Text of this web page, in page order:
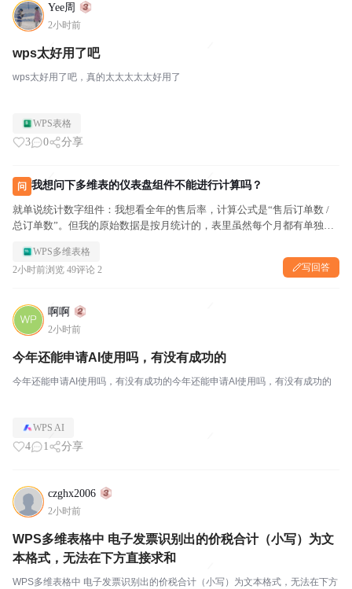
Yee周
2小时前
wps太好用了吧
wps太好用了吧，真的太太太太太好用了
WPS表格
3 0 分享
问 我想问下多维表的仪表盘组件不能进行计算吗？
就单说统计数字组件：我想看全年的售后率，计算公式是“售后订单数 /
总订单数”。但我的原始数据是按月统计的，表里虽然每个月都有单独的
没办法直接算出全年的售后率。 我也想过单独建一张全年售后率的...
WPS多维表格
2小时前浏览 49评论 2 写回答
啊啊
2小时前
今年还能申请AI使用吗，有没有成功的
今年还能申请AI使用吗，有没有成功的今年还能申请AI使用吗，有没有成功的
WPS AI
4 1 分享
czghx2006
2小时前
WPS多维表格中 电子发票识别出的价税合计（小写）为文
本格式，无法在下方直接求和
WPS多维表格中 电子发票识别出的价税合计（小写）为文本格式，无法在下方